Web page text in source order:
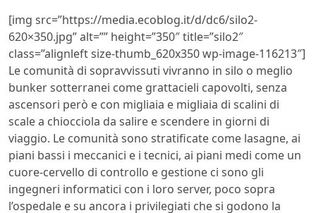
[img src=”https://media.ecoblog.it/d/dc6/silo2-
620×350.jpg” alt=”” height=”350″ title=”silo2″
class=”alignleft size-thumb_620x350 wp-image-116213″]
Le comunità di sopravvissuti vivranno in silo o meglio
bunker sotterranei come grattacieli capovolti, senza
ascensori però e con migliaia e migliaia di scalini di
scale a chiocciola da salire e scendere in giorni di
viaggio. Le comunità sono stratificate come lasagne, ai
piani bassi i meccanici e i tecnici, ai piani medi come un
cuore-cervello di controllo e gestione ci sono gli
ingegneri informatici con i loro server, poco sopra
l’ospedale e su ancora i privilegiati che si godono la